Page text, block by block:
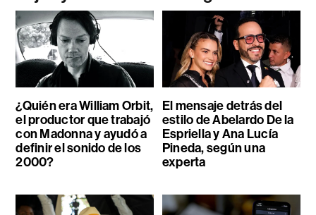
¿Quién era William Orbit,
el productor que trabajó
con Madonna y ayudó a
definir el sonido de los
2000?
El mensaje detrás del
estilo de Abelardo De la
Espriella y Ana Lucía
Pineda, según una
experta